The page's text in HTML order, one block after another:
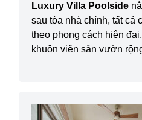
Luxury Villa Poolside
sau tòa nhà chính, tất cả
theo phong cách hiện
khuôn viên sân vườn